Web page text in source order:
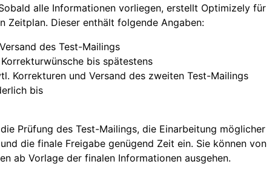
alle Informationen vorliegen, erstellt Optimizely für
Zeitplan. Dieser enthält folgende Angaben:
des Test-Mailings
bis spätestens
Korrekturen und Versand des zweiten Test-Mailings
bis
Prüfung des Test-Mailings, die Einarbeitung möglicher
die finale Freigabe genügend Zeit ein. Sie können von
ab Vorlage der finalen Informationen ausgehen.